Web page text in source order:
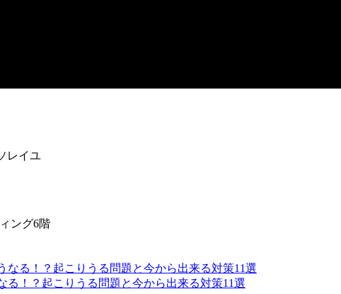
レイユ
ング6階
！？起こりうる問題と今から出来る対策11選